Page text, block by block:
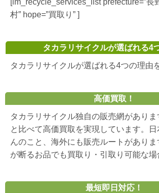
[lm_recycle_services_list prefecture=”長
村” hope=”買取り” ]
タカラリサイクルが選ばれる4
タカラリサイクルが選ばれる4つの理由
高価買取！
タカラリサイクル独自の販売網があり
と比べて高価買取を実現しています。
んのこと、海外にも販売ルートがあり
が断るお品でも買取り・引取り可能な場
最短即日対応！